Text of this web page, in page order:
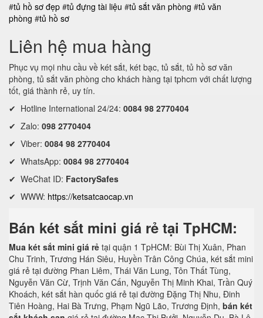
#tủ hồ sơ đẹp #tủ đựng tài liệu #tủ sắt văn phòng #tủ văn
phòng #tủ hồ sơ
Liên hệ mua hàng
Phục vụ mọi nhu cầu về két sắt, két bạc, tủ sắt, tủ hồ sơ văn
phòng, tủ sắt văn phòng cho khách hàng tại tphcm với chất lượng
tốt, giá thành rẻ, uy tín.
✔ Hotline International 24/24: 0084 98 2770404
✔ Zalo: 098 2770404
✔ Viber: 0084 98 2770404
✔ WhatsApp: 0084 98 2770404
✔ WeChat ID: FactorySafes
✔ WWW: https://ketsatcaocap.vn
Bán két sắt mini giá rẻ tại TpHCM:
Mua két sắt mini giá rẻ tại quận 1 TpHCM: Bùi Thị Xuân, Phan
Chu Trinh, Trương Hán Siêu, Huyền Trân Công Chúa, két sắt mini
giá rẻ tại đường Phan Liêm, Thái Văn Lung, Tôn Thất Tùng,
Nguyễn Văn Cừ, Trịnh Văn Cấn, Nguyễn Thị Minh Khai, Trần Quý
Khoách, két sắt hàn quốc giá rẻ tại đường Đặng Thị Nhu, Đinh
Tiên Hoàng, Hai Bà Trưng, Phạm Ngũ Lão, Trương Định, bán két